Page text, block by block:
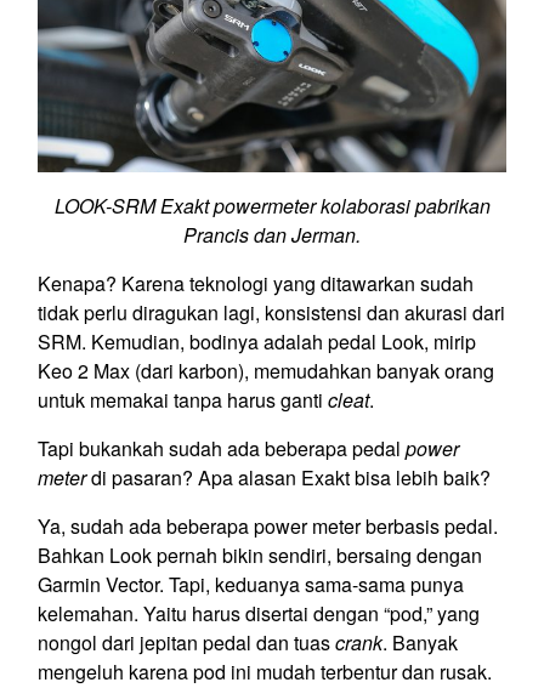
LOOK-SRM Exakt powermeter kolaborasi pabrikan
Prancis dan Jerman.
Kenapa? Karena teknologi yang ditawarkan sudah
tidak perlu diragukan lagi, konsistensi dan akurasi dari
SRM. Kemudian, bodinya adalah pedal Look, mirip
Keo 2 Max (dari karbon), memudahkan banyak orang
untuk memakai tanpa harus ganti cleat.
Tapi bukankah sudah ada beberapa pedal power
meterdi pasaran? Apa alasan Exakt bisa lebih baik?
Ya, sudah ada beberapa power meter berbasis pedal.
Bahkan Look pernah bikin sendiri, bersaing dengan
Garmin Vector. Tapi, keduanya sama-sama punya
kelemahan. Yaitu harus disertai dengan “pod,” yang
nongol dari jepitan pedal dan tuascrank. Banyak
mengeluh karena pod ini mudah terbentur dan rusak.